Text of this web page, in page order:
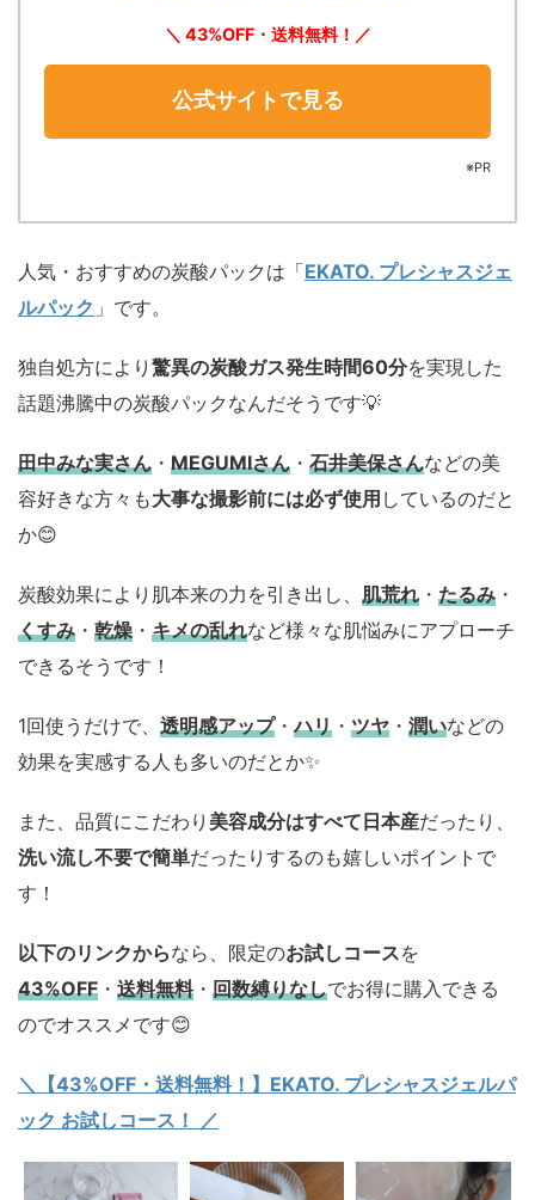
＼ 43%OFF・送料無料！／
公式サイトで見る
※PR
人気・おすすめの炭酸パックは「EKATO. プレシャスジェ
ルパック 」です。
独自処方により 驚異の炭酸ガス発生時間60分を実現した
話題沸騰中の炭酸パックなんだそうです💡
田中みな実さん ・ MEGUMIさん ・ 石井美保さんなどの美
容好きな方々も大事な撮影前には必ず使用 しているのだと
か😊
炭酸効果により肌本来の力を引き出し、 肌荒れ ・ たるみ ・
くすみ ・ 乾燥 ・ キメの乱れなど様々な肌悩みにアプローチ
できるそうです！
1回使うだけで、 透明感アップ・ハリ ・ ツヤ ・ 潤いなどの
効果を実感する人も多いのだとか✨
また、品質にこだわり 美容成分はすべて日本産だったり、
洗い流し不要で簡単だったりするのも嬉しいポイントで
す！
以下のリンクからなら、限定のお試しコースを
43%OFF ・ 送料無料・ 回数縛りなしでお得に購入できる
のでオススメです😊
＼【43%OFF・送料無料！】EKATO. プレシャスジェルパ
ック お試しコース！ ／